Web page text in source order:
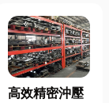
高效精密沖壓